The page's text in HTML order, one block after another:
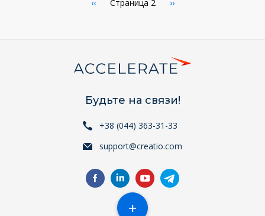
Нумерация
←
‹‹ Страница 2
Следующая
››
Будьте на связи!
+38 (044) 363-31-33
support@creatio.com
+